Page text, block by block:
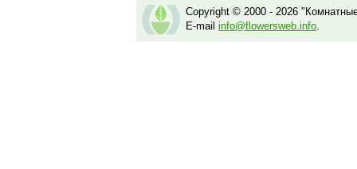
Copyright © 2000 - 2026
E-mail info@flowersweb.info.